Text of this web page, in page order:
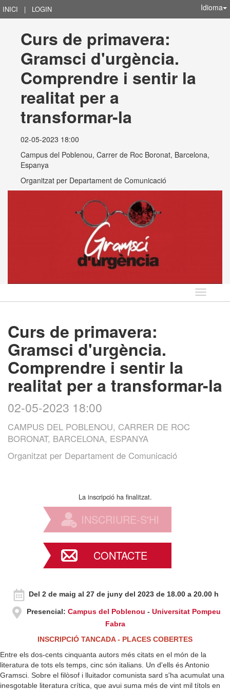
INICI | LOGIN Idioma
Curs de primavera:
Gramsci d'urgència.
Comprendre i sentir la
realitat per a
transformar-la
02-05-2023 18:00
Campus del Poblenou, Carrer de Roc Boronat, Barcelona,
Espanya
Organitzat per Departament de Comunicació
Idioma
Curs de primavera:
Gramsci d'urgència.
Comprendre i sentir la
realitat per a transformar-la
02-05-2023 18:00
CAMPUS DEL POBLENOU, CARRER DE ROC
BORONAT, BARCELONA, ESPANYA
Organitzat per Departament de Comunicació
La inscripció ha finalitzat.
INSCRIURE-S'HI
CONTACTE
Del 2 de maig al 27 de juny del 2023 de 18.00 a 20.00 h
Presencial: Campus del Poblenou - Universitat Pompeu
Fabra
INSCRIPCIÓ TANCADA - PLACES COBERTES
Entre els dos-cents cinquanta autors més citats en el món de la
literatura de tots els temps, cinc són italians. Un d'ells és Antonio
Gramsci. Sobre el filòsof i lluitador comunista sard s'ha acumulat una
inesgotable literatura crítica, que avui suma més de vint mil títols en